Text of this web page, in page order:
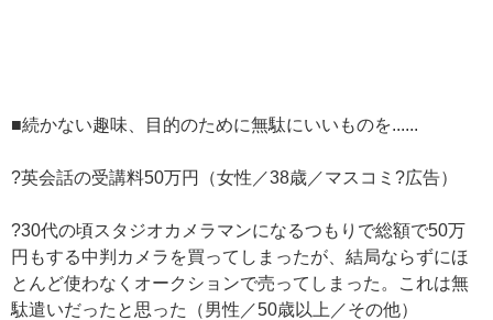
■続かない趣味、目的のために無駄にいいものを......
?英会話の受講料50万円（女性／38歳／マスコミ?広告）
?30代の頃スタジオカメラマンになるつもりで総額で50万
円もする中判カメラを買ってしまったが、結局ならずにほ
とんど使わなくオークションで売ってしまった。これは無
駄遣いだったと思った（男性／50歳以上／その他）